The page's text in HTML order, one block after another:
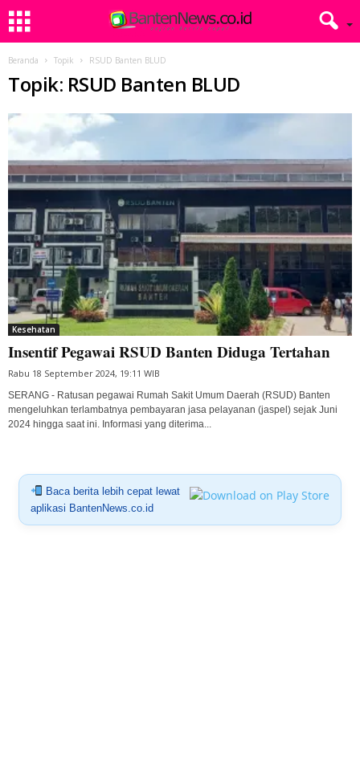
Beranda Topik RSUD Banten BLUD
Topik: RSUD Banten BLUD
Kesehatan
Insentif Pegawai RSUD Banten Diduga Tertahan
Rabu 18 September 2024, 19:11 WIB
SERANG - Ratusan pegawai Rumah Sakit Umum Daerah (RSUD) Banten
mengeluhkan terlambatnya pembayaran jasa pelayanan (jaspel) sejak Juni
2024 hingga saat ini. Informasi yang diterima...
Baca berita lebih cepat lewat
aplikasi BantenNews.co.id